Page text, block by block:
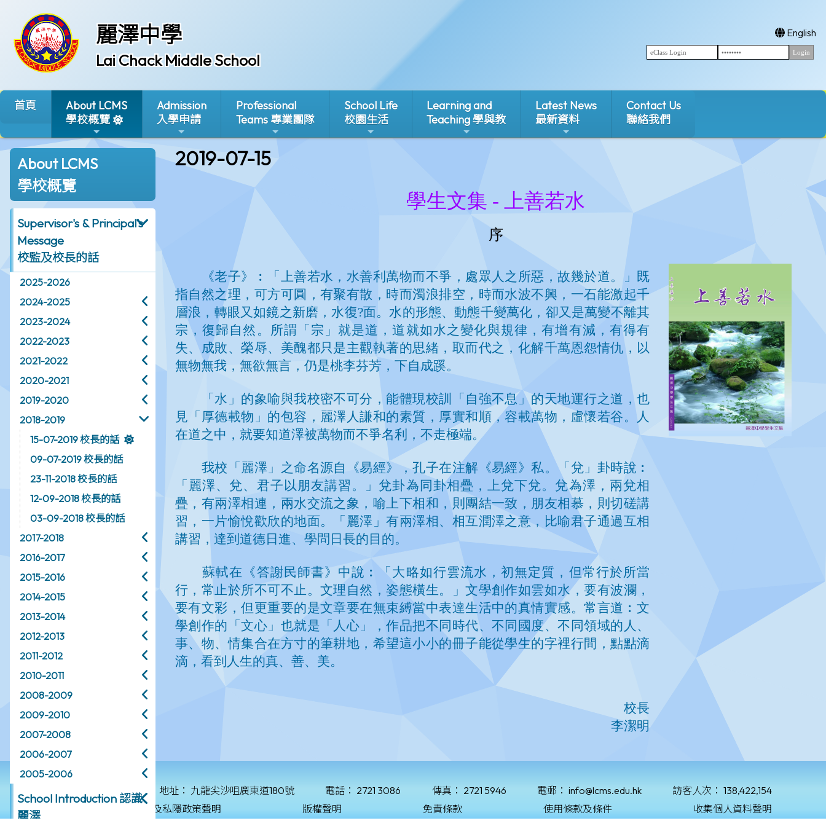
麗澤中學
Lai Chack Middle School
English
首頁
About LCMS
學校概覽
Admission
入學申請
Professional
Teams 專業團隊
School Life
校園生活
Learning and
Teaching 學與教
Latest News
最新資料
Contact Us
聯絡我們
About LCMS
學校概覽
Supervisor's & Principal's
Message
校監及校長的話
2025-2026
2024-2025
2023-2024
2022-2023
2021-2022
2020-2021
2019-2020
2018-2019
15-07-2019 校長的話
09-07-2019 校長的話
23-11-2018 校長的話
12-09-2018 校長的話
03-09-2018 校長的話
2017-2018
2016-2017
2015-2016
2014-2015
2013-2014
2012-2013
2011-2012
2010-2011
2008-2009
2009-2010
2007-2008
2006-2007
2005-2006
School Introduction 認識
麗澤
2019-07-15
© 2026 版權所有 地址： 九龍尖沙咀廣東道180號 電話： 2721 3086 傳真： 2721 5946 電郵： info@lcms.edu.hk 訪客人次： 138,422,154
保障個人資料私隱政策及私隱政策聲明
版權聲明 免責條款 使用條款及條件 收集個人資料聲明